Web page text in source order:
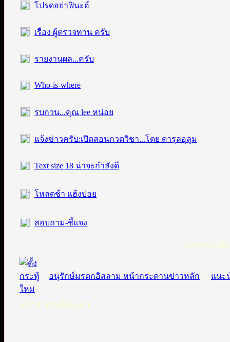
โปรดอย่าฟินะฮ์
เรื่อง ผู้ตรวจทาน ครับ
รายงานผล...ครับ
Who-is-where
รบกวน...คุณ lee หน่อย
แจ้งข่าวครับ:เปิดสอนกวดวิชา...โดย ดารุลอุลูม
Text size 18 น่าจะกำลังดี
โหลดช้า แฮ้งบ่อย
สอบถาม-ชี้แจง
แสดงกระทู้
อนุรักษ์มรดกอิสลาม หน้ากระดานข่าวหลัก -> แนะ
หน้า 1 จากทั้งหมด 1